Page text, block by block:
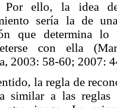
Por ello, la idea
sería la de
que determina
con ella
2003: 58-60; 2007:
la regla de
similar a las